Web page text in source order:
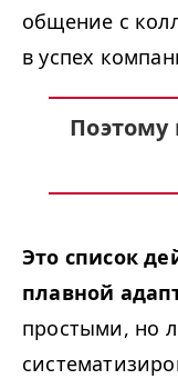
общение с
в успех
Поэтому
Это список
плавной
простыми, но